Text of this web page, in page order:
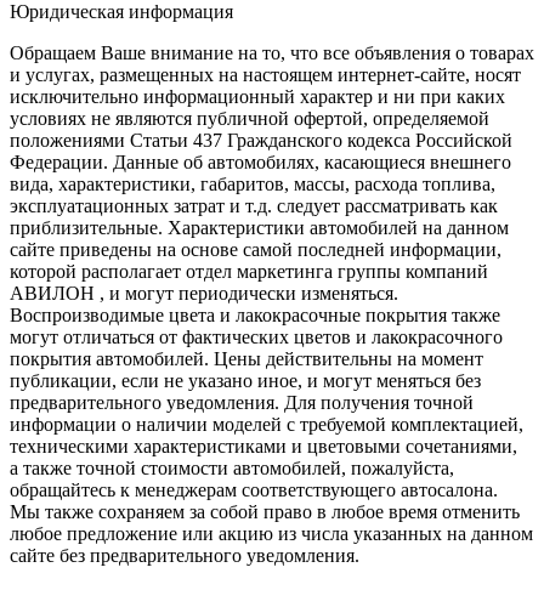
Юридическая информация
Обращаем Ваше внимание на то, что все объявления о товарах
и услугах, размещенных на настоящем интернет-сайте, носят
исключительно информационный характер и ни при каких
условиях не являются публичной офертой, определяемой
положениями Статьи 437 Гражданского кодекса Российской
Федерации. Данные об автомобилях, касающиеся внешнего
вида, характеристики, габаритов, массы, расхода топлива,
эксплуатационных затрат и т.д. следует рассматривать как
приблизительные. Характеристики автомобилей на данном
сайте приведены на основе самой последней информации,
которой располагает отдел маркетинга группы компаний
АВИЛОН , и могут периодически изменяться.
Воспроизводимые цвета и лакокрасочные покрытия также
могут отличаться от фактических цветов и лакокрасочного
покрытия автомобилей. Цены действительны на момент
публикации, если не указано иное, и могут меняться без
предварительного уведомления. Для получения точной
информации о наличии моделей с требуемой комплектацией,
техническими характеристиками и цветовыми сочетаниями,
а также точной стоимости автомобилей, пожалуйста,
обращайтесь к менеджерам соответствующего автосалона.
Мы также сохраняем за собой право в любое время отменить
любое предложение или акцию из числа указанных на данном
сайте без предварительного уведомления.